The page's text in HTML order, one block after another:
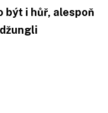
být i hůř, alespoň